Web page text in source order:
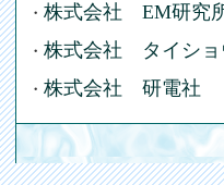
・ 株式会社 EM研究
・ 株式会社 タイショ
・ 株式会社 研電社